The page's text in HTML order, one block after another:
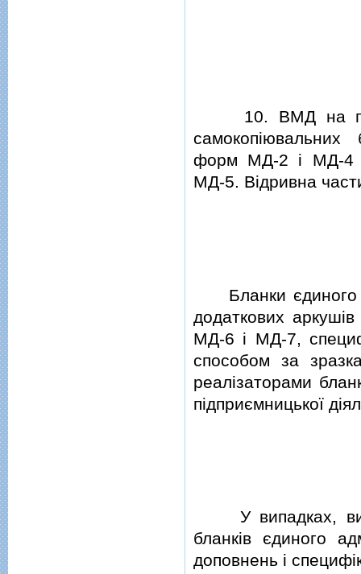
10. ВМД на
самокопiювальних
форм МД-2 i МД-4
МД-5. Вiдривна
Бланки єдиного
додаткових
МД-6 i МД-7,
способом за
реалiзаторами
пiдприємницької
У випадках,
бланкiв єдиного
доповнень i